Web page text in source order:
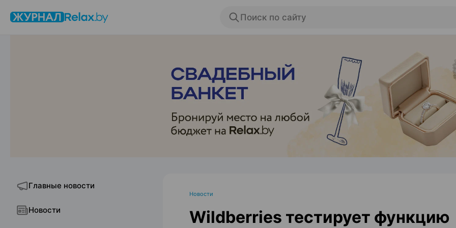
Поиск по сайту
ЭФФЕКТИВНАЯ РЕКЛАМА НА САЙТЕ
Главные новости
Новости
Новости
Wildberries тестирует функцию